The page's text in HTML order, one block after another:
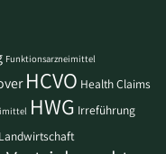
Funktionsarzneimittel
HCVO Health Claims
HWG Irreführung
Landwirtschaft